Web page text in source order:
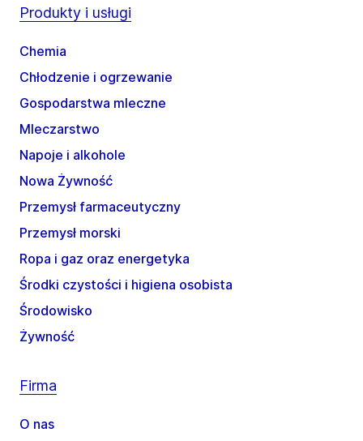
Produkty i usługi
Chemia
Chłodzenie i ogrzewanie
Gospodarstwa mleczne
Mleczarstwo
Napoje i alkohole
Nowa Żywność
Przemysł farmaceutyczny
Przemysł morski
Ropa i gaz oraz energetyka
Środki czystości i higiena osobista
Środowisko
Żywność
Firma
O nas